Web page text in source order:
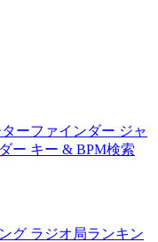
ーファインダー ジャ
ー キー & BPM検索
グ ラジオ局ランキン